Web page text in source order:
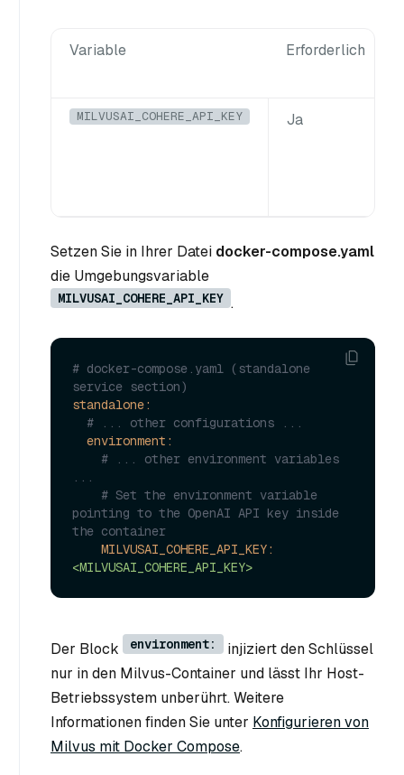
Variable Erforderlich
MILVUSAI_COHERE_API_KEY Ja
Setzen Sie in Ihrer Datei docker-compose.yaml
die Umgebungsvariable
MILVUSAI_COHERE_API_KEY .
# docker-compose.yaml (standalone
service section)
standalone:
# ... other configurations ...
environment:
# ... other environment variables
...
# Set the environment variable
pointing to the OpenAI API key inside
the container
MILVUSAI_COHERE_API_KEY:
<MILVUSAI_COHERE_API_KEY>
Der Block environment:
injiziert den Schlüssel
nur in den Milvus-Container und lässt Ihr Host-
Betriebssystem unberührt. Weitere
Informationen finden Sie unter Konfigurieren von
Milvus mit Docker Compose.